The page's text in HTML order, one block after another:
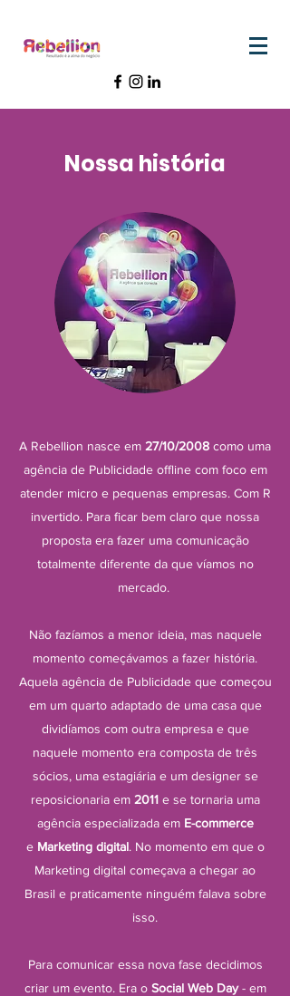
Nossa história
A Rebellion nasce em 27/10/2008 como uma
agência de Publicidade offline com foco em
atender micro e pequenas empresas. Com R
invertido. Para ficar bem claro que nossa
proposta era fazer uma comunicação
totalmente diferente da que víamos no
mercado.
Não fazíamos a menor ideia, mas naquele
momento começávamos a fazer história.
Aquela agência de Publicidade que começou
em um quarto adaptado de uma casa que
dividíamos com outra empresa e que
naquele momento era composta de três
sócios, uma estagiária e um designer se
reposicionaria em 2011 e se tornaria uma
agência especializada em E-commerce
e Marketing digital. No momento em que o
Marketing digital começava a chegar ao
Brasil e praticamente ninguém falava sobre
isso.
Para comunicar essa nova fase decidimos
criar um evento. Era o Social Web Day- em